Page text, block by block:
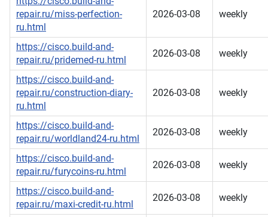
repair.ru/miss-perfection-
ru.html
2026-03-08 weekly
https://cisco.build-and-
repair.ru/pridemed-ru.html
2026-03-08 weekly
https://cisco.build-and-
repair.ru/construction-diary-
ru.html
2026-03-08 weekly
https://cisco.build-and-
repair.ru/worldland24-ru.html
2026-03-08 weekly
https://cisco.build-and-
repair.ru/furycoins-ru.html
2026-03-08 weekly
https://cisco.build-and-
repair.ru/maxi-credit-ru.html
2026-03-08 weekly